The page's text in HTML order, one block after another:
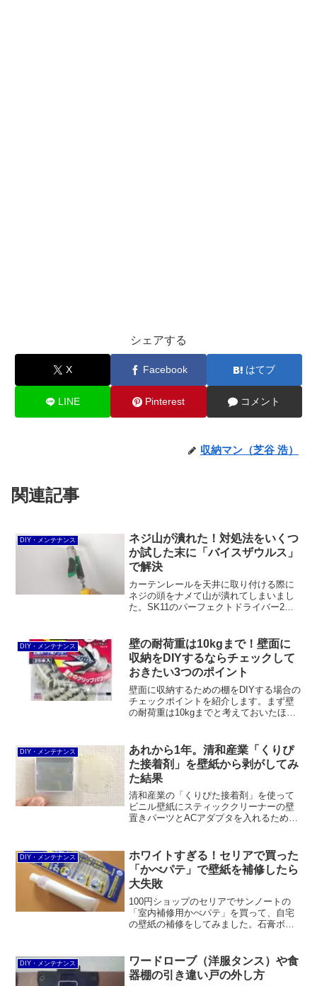
シェアする
X Facebook はてブ
LINE Pinterest コメント
収納マン（芝谷 浩）
関連記事
DIY・メンテナンス
ネジ山が潰れた！対処法をいくつ
か試した末に「バイスザウルス」
で解決
カーテンレールを天井に取り付ける際に
ネジの頭をナメて山が潰れてしまいまし
た。SK11のパーフェクトドライバー2や
3でようやくネジを回すことができまし
た。
DIY・メンテナンス
壁の耐荷重は10kgまで！壁面に
収納をDIYするならチェックして
おきたい3つのポイント
壁面に収納するための棚をDIYする場合の
チェックポイントを紹介します。まず壁
の耐荷重は10kgまでと考えておいたほう
ことが困難な場合は、床に荷重を逃がし
てやるのも手です。
DIY・メンテナンス
あれから1年。清和産業「くりぴ
た接着剤」を壁紙から剥がしてみ
た結果
清和産業の「くりぴた接着剤」を使って
ビニル壁紙にスティッククリーナーの壁
置きパーツとACアダプタを入れるための
す。結論、基本的にPPシートを使えば問
題ないと思います。
DIY・メンテナンス
ホワイトすぎる！セリアで買った
「かべパテ」で壁紙を補修したら
大失敗
100円ショップのセリアでサンノートの
「室内補修用かべパテ」を買って、自宅
の壁紙の補修をしてみました。石膏ボー
を塗ってみると、あとで白く目立ってし
まいました。
DIY・メンテナンス
ワードローブ（洋服タンス）や食
器棚の引き違い戸の外し方